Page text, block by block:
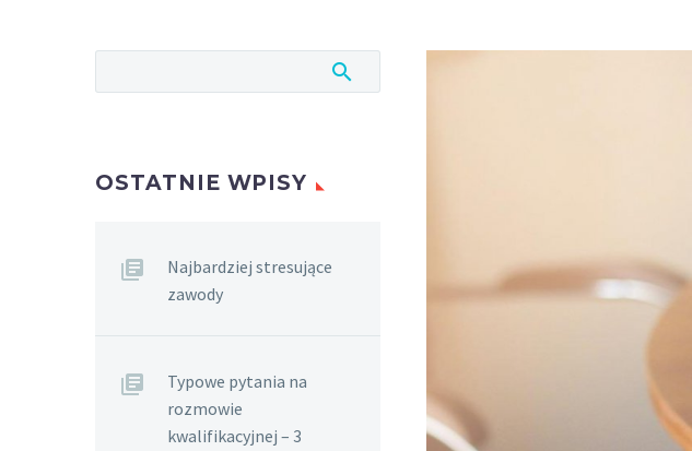
OSTATNIE WPISY
Najbardziej stresujące
zawody
Typowe pytania na
rozmowie
kwalifikacyjnej – 3